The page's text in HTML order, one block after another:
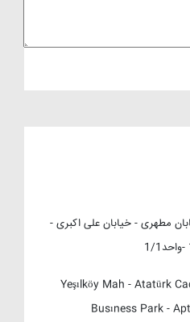
مطهری - خیابان علی اکبری -
Yeşılköy Mah - Atatürk
Busıness Park -